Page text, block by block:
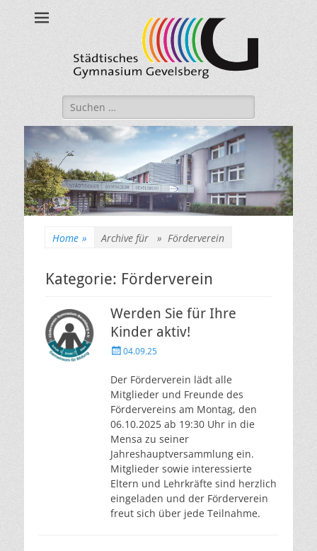
Städtisches
Gymnasium
Gevelsberg
Suche
nach:
Home » Archive für » Förderverein
Kategorie: Förderverein
Werden Sie für Ihre
Kinder aktiv!
Veröffentlicht
04.09.25
Der Förderverein lädt alle
Mitglieder und Freunde des
Fördervereins am Montag, den
06.10.2025 ab 19:30 Uhr in die
Mensa zu seiner
Jahreshauptversammlung ein.
Mitglieder sowie interessierte
Eltern und Lehrkräfte sind herzlich
eingeladen und der Förderverein
freut sich über jede Teilnahme.